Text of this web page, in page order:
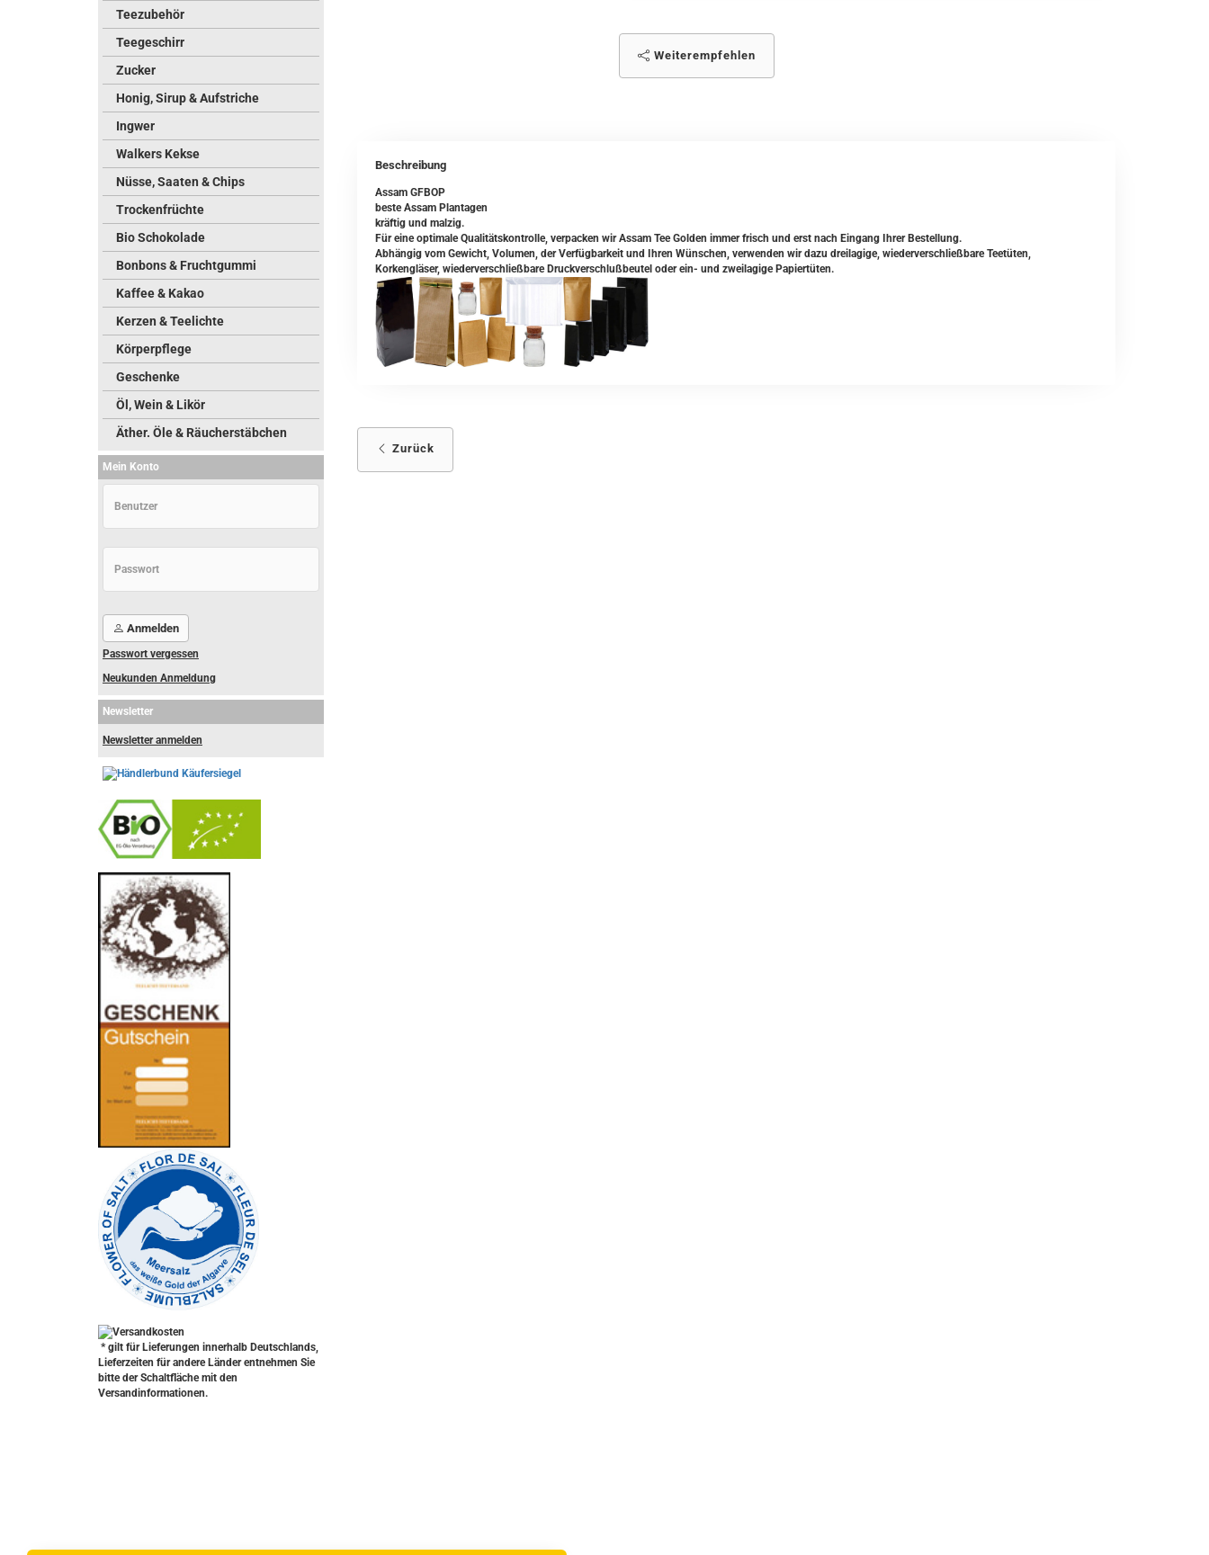
Weiterempfehlen
Beschreibung
Assam GFBOP
beste Assam Plantagen
kräftig und malzig.
Für eine optimale Qualitätskontrolle, verpacken wir Assam Tee Golden immer frisch und erst nach Eingang Ihrer Bestellung.
Abhängig vom Gewicht, Volumen, der Verfügbarkeit und Ihren Wünschen, verwenden wir dazu dreilagige, wiederverschließbare Teetüten,
Korkengläser, wiederverschließbare Druckverschlußbeutel oder ein- und zweilagige Papiertüten.
Zurück
Teezubehör
Teegeschirr
Zucker
Honig, Sirup & Aufstriche
Ingwer
Walkers Kekse
Nüsse, Saaten & Chips
Trockenfrüchte
Bio Schokolade
Bonbons & Fruchtgummi
Kaffee & Kakao
Kerzen & Teelichte
Körperpflege
Geschenke
Öl, Wein & Likör
Äther. Öle & Räucherstäbchen
Mein Konto
Anmelden
Passwort vergessen
Neukunden Anmeldung
Newsletter
Newsletter anmelden
* gilt für Lieferungen innerhalb Deutschlands,
Lieferzeiten für andere Länder entnehmen Sie
bitte der Schaltfläche mit den
Versandinformationen.